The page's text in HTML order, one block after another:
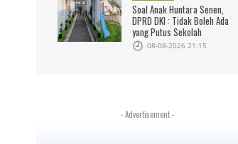
Soal Anak Huntara Senen,
DPRD DKI : Tidak Boleh Ada
yang Putus Sekolah
08-08-2026 21:15
- Advertisement -